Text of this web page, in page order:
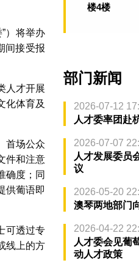
）将举办
间接受报
人才开展
化体育及
首场公众
件和注意
确度；同
供葡语即
可透过专
线上的方
楼4楼
部门新闻
2026-07-12
人才委率团赴
2026-07-07
人才发展委员
议
2026-05-20
澳琴两地部门
2026-04-22
人才委会见葡
动人才政策